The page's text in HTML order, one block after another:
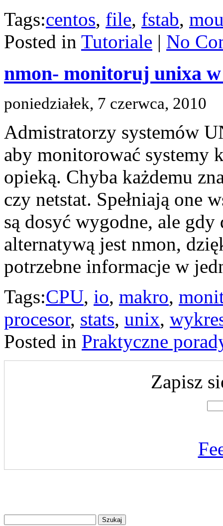
Tags:centos, file, fstab,
Posted in Tutoriale | No
nmon- monitoruj unixa
poniedziałek, 7 czerwca, 2010
Admistratorzy systemów
aby monitorować systemy
opieką. Chyba każdemu
czy netstat. Spełniają one
są dosyć wygodne, ale gdy
alternatywą jest nmon,
potrzebne informacje w
Tags:CPU, io, makro,
procesor, stats, unix,
Posted in Praktyczne
Zapisz